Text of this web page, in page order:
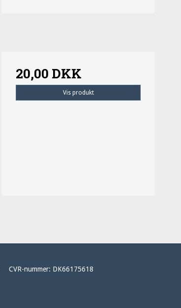
20,00 DKK
Vis produkt
CVR-nummer: DK66175618